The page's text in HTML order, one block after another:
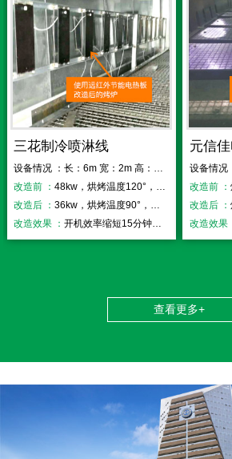
三花制冷喷淋线
设备情况 ：长：6m 宽：2m 高：2.2m
改造前 ：48kw，烘烤温度120°，开机时间50分钟
改造后 ：36kw，烘烤温度90°，开机时间35分钟
改造效果 ：开机效率缩短15分钟，效率提高25%
元信
设备情况
改造前 ：
改造后 ：
改造效果
查看更多+